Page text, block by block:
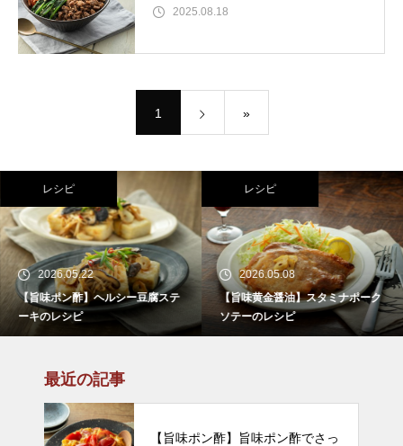
2025.08.18
1 »
レシピ
2026.05.22
【旨味ポン酢】ヘルシー豆腐ステ
ーキのレシピ
レシピ
2026.05.08
【旨味黄金醤油】スタミナポーク
ソテーのレシピ
最近の記事
【旨味ポン酢】旨味ポン酢でさっ